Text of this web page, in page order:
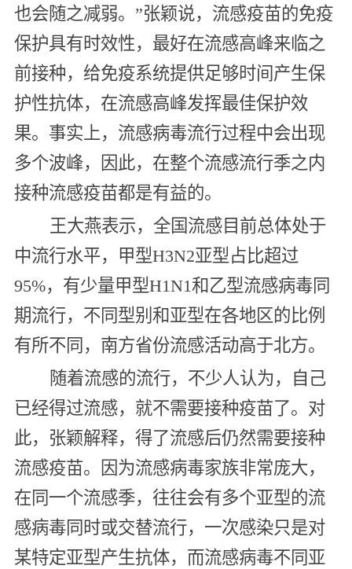
也会随之减弱。”张颖说，流感疫苗的免疫
保护具有时效性，最好在流感高峰来临之
前接种，给免疫系统提供足够时间产生保
护性抗体，在流感高峰发挥最佳保护效
果。事实上，流感病毒流行过程中会出现
多个波峰，因此，在整个流感流行季之内
接种流感疫苗都是有益的。
王大燕表示，全国流感目前总体处于
中流行水平，甲型H3N2亚型占比超过
95%，有少量甲型H1N1和乙型流感病毒同
期流行，不同型别和亚型在各地区的比例
有所不同，南方省份流感活动高于北方。
随着流感的流行，不少人认为，自己
已经得过流感，就不需要接种疫苗了。对
此，张颖解释，得了流感后仍然需要接种
流感疫苗。因为流感病毒家族非常庞大，
在同一个流感季，往往会有多个亚型的流
感病毒同时或交替流行，一次感染只是对
某特定亚型产生抗体，而流感病毒不同亚